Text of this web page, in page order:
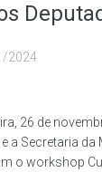
2024
26 de
a Secretaria da
o workshop